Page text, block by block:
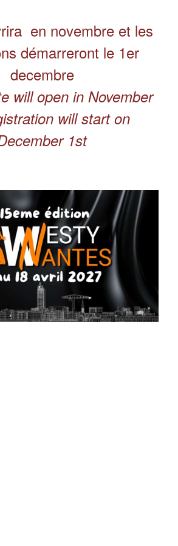
en novembre et les
démarreront le 1er
decembre
will open in November
will start on
1st